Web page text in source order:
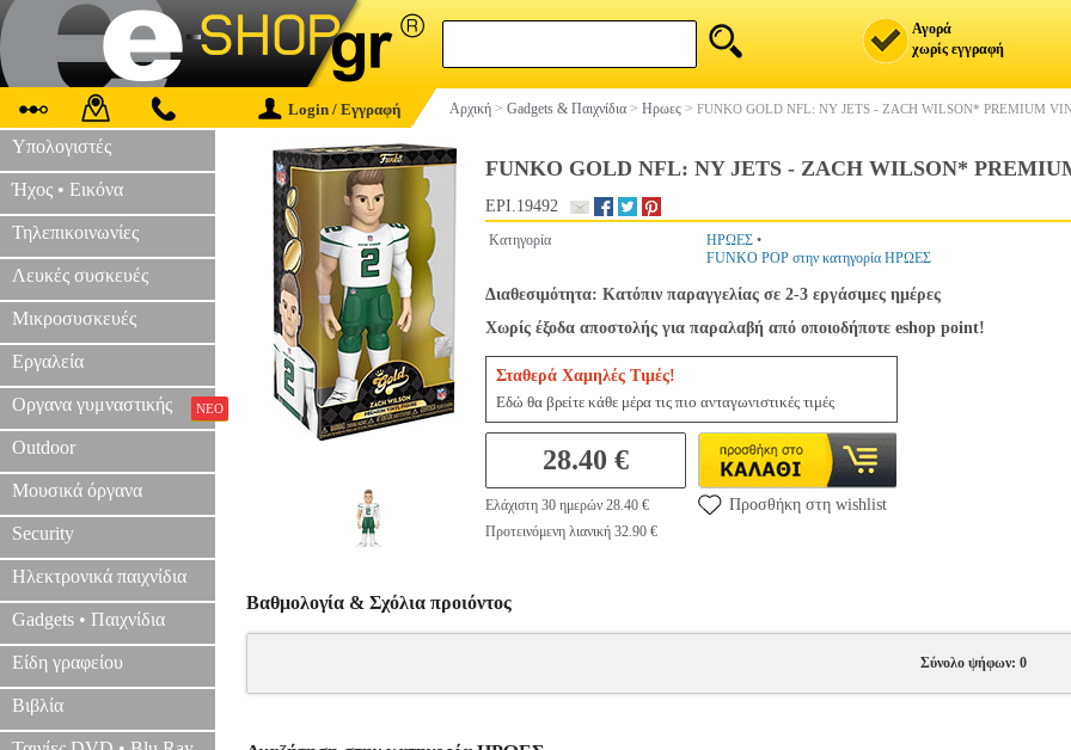
Αγορά
χωρίς εγγραφή
Login / Εγγραφή Αρχική > Gadgets & Παιχνίδια > Ηρωες > FUNKO GOLD NFL: NY JETS - ZACH WILSON* PREMIUM
Υπολογιστές
Ήχος • Εικόνα
Τηλεπικοινωνίες
Λευκές συσκευές
Μικροσυσκευές
Εργαλεία
Οργανα γυμναστικής ΝΕΟ
Outdoor
Μουσικά όργανα
Security
Ηλεκτρονικά παιχνίδια
Gadgets • Παιχνίδια
Είδη γραφείου
Βιβλία
FUNKO GOLD NFL: NY JETS - ZACH WILSON*
EPI.19492
Κατηγορία ΗΡΩΕΣ •
FUNKO POP στην κατηγορία ΗΡΩΕΣ
Διαθεσιμότητα: Κατόπιν παραγγελίας σε 2-3 εργάσιμες ημέρες
Χωρίς έξοδα αποστολής για παραλαβή από οποιοδήποτε eshop point!
Σταθερά Χαμηλές Τιμές!
Εδώ θα βρείτε κάθε μέρα τις πιο ανταγωνιστικές τιμές
28.40 €
Ελάχιστη 30 ημερών 28.40 €
Προτεινόμενη λιανική 32.90 €
Προσθήκη στη wishlist
Βαθμολογία & Σχόλια προιόντος
Σύνολο ψήφων: 0